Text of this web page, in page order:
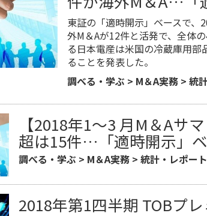
東証の「適時開示」ベースで
外M＆Aが12件と活発で、全体
る日本電産は米国の冷蔵庫用
ることを発表した。
調べる・学ぶ > M＆A実務> 統
【2018年1～3 月M＆Aサ
超は15件…「適時開示」
調べる・学ぶ > M＆A実務 >統計・レポート
​2018年第1四半期 TOBプ